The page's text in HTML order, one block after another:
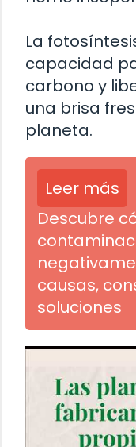
La
capacidad
carbono y
una brisa
planeta.
Leer más
Descubre
causas,
soluciones